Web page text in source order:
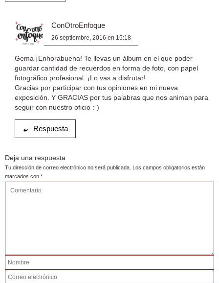
ConOtroEnfoque
26 septiembre, 2016 en 15:18
Gema ¡Enhorabuena! Te llevas un álbum en el que poder
guardar cantidad de recuerdos en forma de foto, con papel
fotográfico profesional. ¡Lo vas a disfrutar!
Gracias por participar con tus opiniones en mi nueva
exposición. Y GRACIAS por tus palabras que nos animan para
seguir con nuestro oficio :-)
Respuesta
Deja una respuesta
Tu dirección de correo electrónico no será publicada. Los campos obligatorios están
marcados con *